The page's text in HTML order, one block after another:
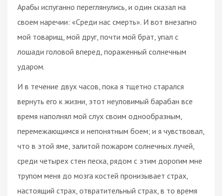
Арабы испуганно переглянулись, и один сказал на
своем наречии: «Среди нас смерть». И вот внезапно
мой товарищ, мой друг, почти мой брат, упал с
лошади головой вперед, пораженный солнечным
ударом.
И в течение двух часов, пока я тщетно старался
вернуть его к жизни, этот неуловимый барабан все
время наполнял мой слух своим однообразным,
перемежающимся и непонятным боем; и я чувствовал,
что в этой яме, залитой пожаром солнечных лучей,
среди четырех стен песка, рядом с этим дорогим мне
трупом меня до мозга костей пронизывает страх,
настоящий страх, отвратительный страх, в то время